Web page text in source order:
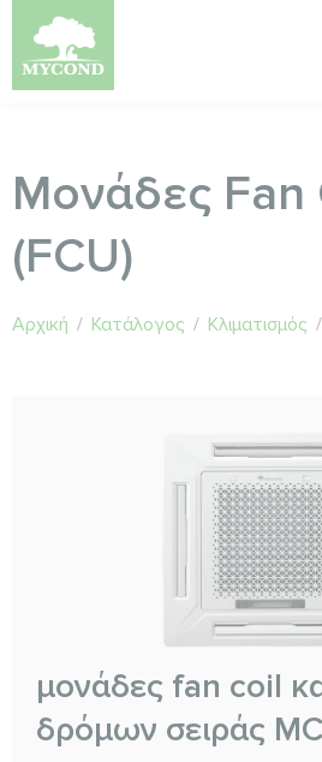
Μονάδες Fan
(FCU)
Αρχική / Κατάλογος / Κλιματισμός /
μονάδες fan coil
δρόμων σειράς